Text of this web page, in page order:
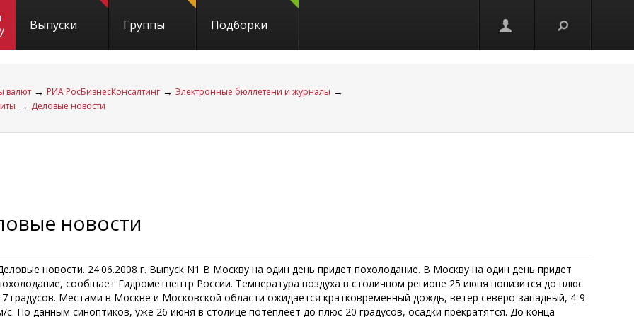
Выпуски Группы Подборки
валют → РИА РосБизнесКонсалтинг → Электронные бюллетени и журналы →
→ Деловые новости
новости
новости. 24.06.2008 г. Выпуск N1 В Москву на один день придет похолодание. В Москву на один день придет
сообщает Гидрометцентр России. Температура воздуха в столичном регионе 25 июня понизится до плюс
градусов. Местами в Москве и Московской области ожидается кратковременный дождь, ветер северо-западный, 4-9
с. По данным синоптиков, уже 26 июня в столице потеплеет до плюс 20 градусов, осадки прекратятся. До конца